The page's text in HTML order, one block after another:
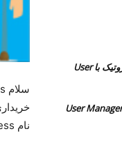
نام Skype for Business شناخته می‌شود.
آموزش اکانتینگ در میکروتیک با User